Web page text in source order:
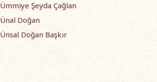
Ümmiye Şeyda Çağlan
Ünal Doğan
Ünsal Doğan Başkır